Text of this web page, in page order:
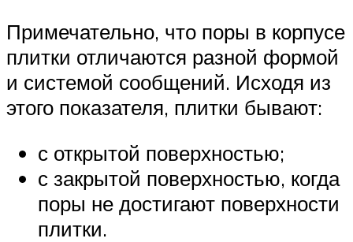
Примечательно, что поры в корпусе
плитки отличаются разной формой
и системой сообщений. Исходя из
этого показателя, плитки бывают:
с открытой поверхностью;
с закрытой поверхностью, когда
поры не достигают поверхности
плитки.